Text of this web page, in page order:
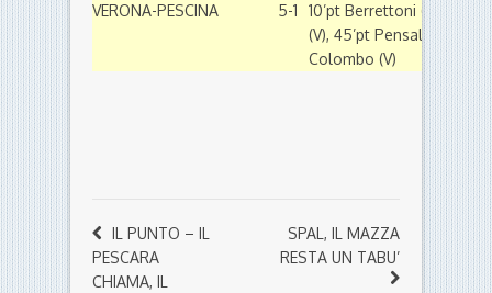
VERONA-PESCINA
5-1
10’pt Berrettoni (V), 17’pt
(V), 45’pt Pensalfini (V),
Colombo (V)
IL PUNTO – IL
PESCARA
CHIAMA, IL
SPAL, IL MAZZA
RESTA UN TABU’